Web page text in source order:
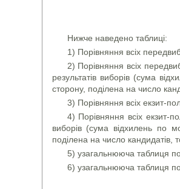
Нижче наведено таблиці:
1) Порівняння всіх
2) Порівняння всіх
результатів виборів (сума
сторону, поділена на число
3) Порівняння всіх екзит-
4) Порівняння всіх екзит-
виборів (сума відхилень по
поділена на число кандидатів,
5) узагальнююча таблиця
6) узагальнююча таблиця